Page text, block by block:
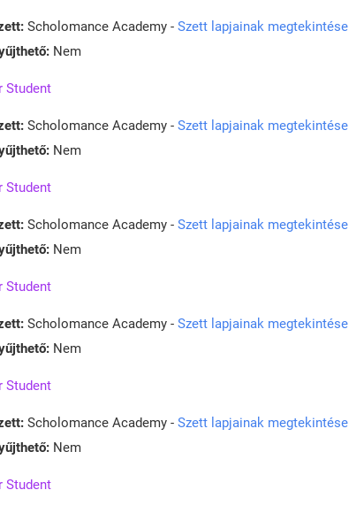
Scholomance Academy - Szett lapjainak megtekintése
Nem
Student
Scholomance Academy - Szett lapjainak megtekintése
Nem
Student
Scholomance Academy - Szett lapjainak megtekintése
Nem
Student
Scholomance Academy - Szett lapjainak megtekintése
Nem
Student
Scholomance Academy - Szett lapjainak megtekintése
Nem
Student